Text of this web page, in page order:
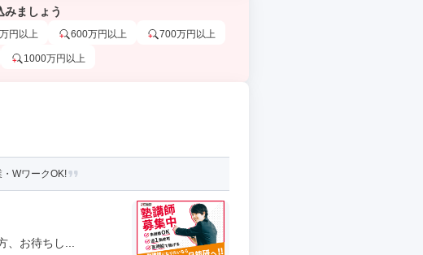
みましょう
円以上 600万円以上 700万円以上
1000万円以上
・WワークOK!
お待ちし...